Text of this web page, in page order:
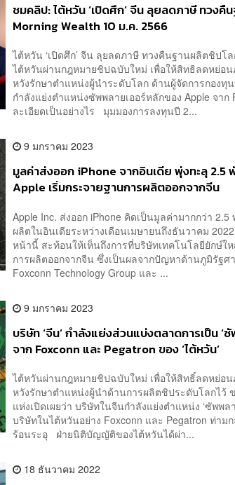
ชมคลิป: ไต้หวัน ‘เปิดศึก’ จีน ลุยลดภาษี ทวงคื
Morning Wealth 10 ม.ค. 2566
ไต้หวัน ‘เปิดศึก’ จีน ลุยลดภาษี ทวงคืนฐานผลิตชิปโ
ไต้หวันผ่านกฎหมายชิปฉบับใหม่ เพื่อให้สิทธิลดหย่อ
หวังรักษาตำแหน่งผู้นำระดับโลก ด้านผู้จัดการกองทุ
กำลังแย่งตำแหน่งซัพพลายเออร์หลักของ Apple จาก
ละเอียดเป็นอย่างไร มุมมองการลงทุนปี 2...
9 มกราคม 2023
มูลค่าส่งออก iPhone จากอินเดีย พุ่งทะลุ 2.5
Apple เริ่มกระจายฐานการผลิตออกจากจีน
Apple Inc. ส่งออก iPhone คิดเป็นมูลค่ามากกว่า
ผลิตในอินเดียระหว่างเดือนเมษายนถึงธันวาคม
หน้านี้ สะท้อนให้เห็นถึงการที่บริษัทเทคโนโลยียักษ์ใ
การผลิตออกจากจีน ซึ่งเป็นผลจากปัญหาด้านภูมิรัฐ
Foxconn Technology Group และ ...
9 มกราคม 2023
บริษัท ‘จีน’ กำลังแย่งส่วนแบ่งตลาดการเป็น ‘
จาก Foxconn และ Pegatron ของ ‘ไต้หวัน’
ไต้หวันผ่านกฎหมายชิปฉบับใหม่ เพื่อให้สิทธิ์ลดหย่อ
หวังรักษาตำแหน่งผู้นำด้านการผลิตชิประดับโลกไว้
แห่งเปิดเผยว่า บริษัทในจีนกำลังแย่งตำแหน่ง ‘ซัพพล
บริษัทในไต้หวันอย่าง Foxconn และ Pegatron ท่า
ร้อนระอุ ฝ่ายนิติบัญญัติของไต้หวันได้ผ่า...
18 ธันวาคม 2022